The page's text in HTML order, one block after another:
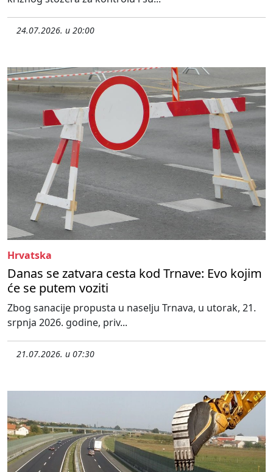
24.07.2026. u 20:00
Hrvatska
Danas se zatvara cesta kod Trnave: Evo kojim
će se putem voziti
Zbog sanacije propusta u naselju Trnava, u utorak, 21.
srpnja 2026. godine, priv...
21.07.2026. u 07:30